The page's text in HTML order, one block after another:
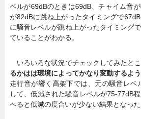
ベルが69dBのときは69dB、チャイム音
が82dBに跳ね上がったタイミングで
に騒音レベルが跳ね上がったタイミング
ていることがわかる。
いろいろな状況でチェックしてみたとこ
るかはは環境によってかなり変動するよ
走行音が響く高架下では、元の騒音レベ
して、低減された騒音レベルが75-77dB
べると低減の度合いが少ない結果となった